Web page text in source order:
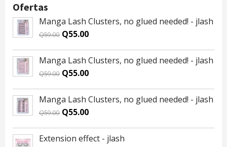
Ofertas
Manga Lash Clusters, no glued needed! - jlash
Q59.00 Original
was:
Q59.00.
Q55.00Current
is:
Q55.00.
Manga Lash Clusters, no glued needed! - jlash
Q59.00 Original
was:
Q59.00.
Q55.00Current
is:
Q55.00.
Manga Lash Clusters, no glued needed! - jlash
Q59.00 Original
was:
Q55.00Current
is:
Extension effect - jlash